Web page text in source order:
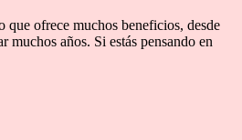
que ofrece muchos beneficios, desde
años. Si estás pensando en